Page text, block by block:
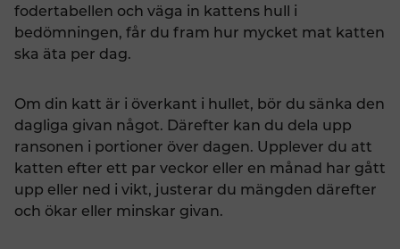
fodertabellen och väga in kattens hull i
bedömningen, får du fram hur mycket mat katten
ska äta per dag.
Om din katt är i överkant i hullet, bör du sänka den
dagliga givan något. Därefter kan du dela upp
ransonen i portioner över dagen. Upplever du att
katten efter ett par veckor eller en månad har gått
upp eller ned i vikt, justerar du mängden därefter
och ökar eller minskar givan.